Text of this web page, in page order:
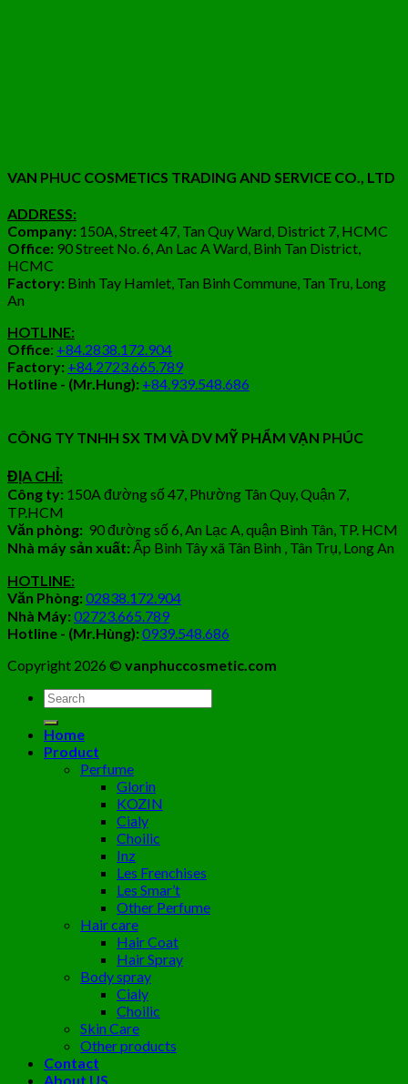
VAN PHUC COSMETICS TRADING AND SERVICE CO., LTD
ADDRESS:
Company: 150A, Street 47, Tan Quy Ward, District 7, HCMC
Office: 90 Street No. 6, An Lac A Ward, Binh Tan District,
HCMC
Factory: Binh Tay Hamlet, Tan Binh Commune, Tan Tru, Long
An
HOTLINE:
Office: +84.2838.172.904
Factory: +84.2723.665.789
Hotline - (Mr.Hung): +84.939.548.686
CÔNG TY TNHH SX TM VÀ DV MỸ PHẨM VẠN PHÚC
ĐỊA CHỈ:
Công ty: 150A đường số 47, Phường Tân Quy, Quận 7,
TP.HCM
Văn phòng: 90 đường số 6, An Lạc A, quận Bình Tân, TP. HCM
Nhà máy sản xuất: Ấp Bình Tây xã Tân Bình , Tân Trụ, Long An
HOTLINE:
Văn Phòng:02838.172.904
Nhà Máy:02723.665.789
Hotline - (Mr.Hùng):0939.548.686
Copyright 2026 © vanphuccosmetic.com
Tìm
kiếm:
Home
Product
Perfume
Glorin
KOZIN
Cialy
Choilic
Inz
Les Frenchises
Les Smar’t
Other Perfume
Hair care
Hair Coat
Hair Spray
Body spray
Cialy
Choilic
Skin Care
Other products
Contact
About US